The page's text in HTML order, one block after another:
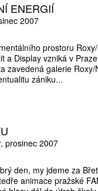
ENERGIÍ
2007
prostoru
a Display vzniká v
zavedená galerie Roxy/
zániku...
prosinec 2007
den, my jdeme za
animace pražské